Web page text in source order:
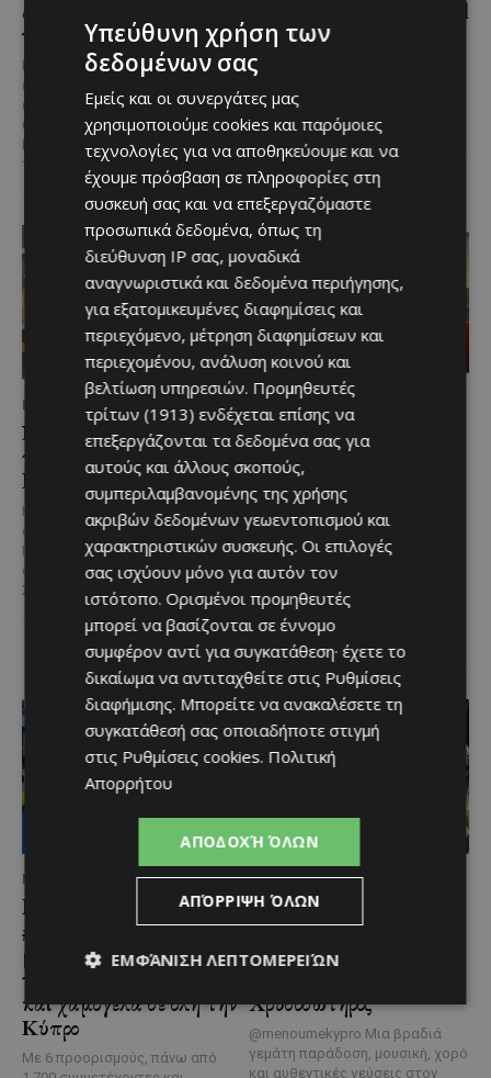
ανοίγει ξανά – Έτοιμη
να υποδεχθεί το κοινό
Μια αγαπημένη καλοκαιρινή
επιλογή στην ορεινή Κύπρο
επιστρέφει ανανεωμένη. Η
υπαίθρια πισίνα στον Άγιο
Ιωάννη Πιτσιλιάς ολοκλήρωσε
τις...
με το Arla Protein Food
to Go.
Το πλήρες γεύμα που ακολουθεί
Οι σύγχρονοι ρυθμοί της ζωής
αλλάζουν τον τρόπο που...
ΜΈΝΟΥΜΕ ΕΝΗΜΕΡΩΜΈΝΟΙ
Νέος Γενικός Διευθυντής
του Hilton Nicosia ο
Ilio Rodoni
Καθήκοντα Γενικού Διευθυντή
στο Hilton Nicosia αναλαμβάνει ο
Ilio Rodoni, παίρνοντας τη
σκυτάλη από τον κ. Εύρο
Στυλιανού,...
ΜΈΝΟΥΜΕ ΕΝΗΜΕΡΩΜΈΝΟΙ
Η Peugeot είναι ο
επίσημος συνεργάτης του
Φεστιβάλ
Κινηματογράφου της
Βενετίας
Η Peugeot ανακοινώνει μια
ιδιαίτερα σημαντική συνεργασία
με το Διεθνές Φεστιβάλ
Κινηματογράφου της Βενετίας
και με αυτό τον...
ΜΈΝΟΥΜΕ ΕΝΗΜΕΡΩΜΈΝΟΙ
Lidl Better Living Days
#summer2026: Ένα
μοναδικό ταξίδι ευεξίας,
γεμάτο γεύση, ενέργεια
και χαμόγελα σε όλη την
Κύπρο
Με 6 προορισμούς, πάνω από
ΜΈΝΟΥΜΕ ΕΝΗΜΕΡΩΜΈΝΟΙ
Μια βραδιά γεμάτη
παράδοση, μουσική και
κέφι στον Δελίκηπο για
Χρυσοσώτηρος
@menoumekypro Μια βραδιά
γεμάτη παράδοση, μουσική, χορό
και αυθεντικές γεύσεις στον
Υπεύθυνη χρήση των
δεδομένων σας
Εμείς και οι συνεργάτες μας
χρησιμοποιούμε cookies και παρόμοιες
τεχνολογίες για να αποθηκεύουμε και να
έχουμε πρόσβαση σε πληροφορίες στη
συσκευή σας και να επεξεργαζόμαστε
προσωπικά δεδομένα, όπως τη
διεύθυνση IP σας, μοναδικά
αναγνωριστικά και δεδομένα περιήγησης,
για εξατομικευμένες διαφημίσεις και
περιεχόμενο, μέτρηση διαφημίσεων και
περιεχομένου, ανάλυση κοινού και
βελτίωση υπηρεσιών. Προμηθευτές
τρίτων (1913) ενδέχεται επίσης να
επεξεργάζονται τα δεδομένα σας για
αυτούς και άλλους σκοπούς,
συμπεριλαμβανομένης της χρήσης
ακριβών δεδομένων γεωεντοπισμού και
χαρακτηριστικών συσκευής. Οι επιλογές
σας ισχύουν μόνο για αυτόν τον
ιστότοπο. Ορισμένοι προμηθευτές
μπορεί να βασίζονται σε έννομο
συμφέρον αντί για συγκατάθεση· έχετε το
δικαίωμα να αντιταχθείτε στις Ρυθμίσεις
διαφήμισης. Μπορείτε να ανακαλέσετε τη
συγκατάθεσή σας οποιαδήποτε στιγμή
στις Ρυθμίσεις cookies. Πολιτική
Απορρήτου
ΑΠΟΔΟΧΉ ΌΛΩΝ
ΑΠΌΡΡΙΨΗ ΌΛΩΝ
ΕΜΦΆΝΙΣΗ ΛΕΠΤΟΜΕΡΕΙΏΝ